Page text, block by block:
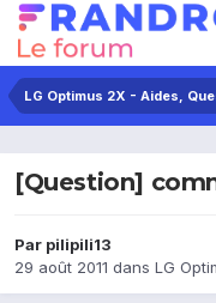
LG Optimus 2X - Aides,
[Question]
Par pilipili13
29 août 2011 dans LG